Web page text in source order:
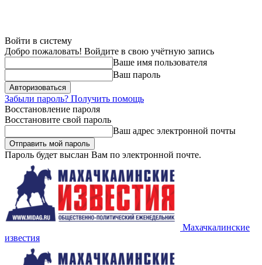
Войти в систему
Добро пожаловать! Войдите в свою учётную запись
Ваше имя пользователя
Ваш пароль
Забыли пароль? Получить помощь
Восстановление пароля
Восстановите свой пароль
Ваш адрес электронной почты
Пароль будет выслан Вам по электронной почте.
Махачкалинские
известия